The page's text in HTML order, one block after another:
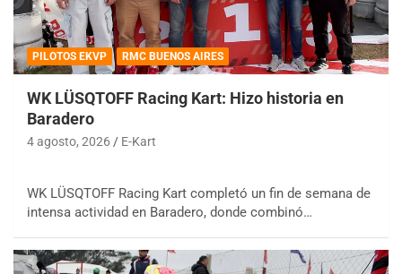
PILOTOS EKVP RMC BUENOS AIRES
WK LÜSQTOFF Racing Kart: Hizo historia en
Baradero
4 agosto, 2026 E-Kart
WK LÜSQTOFF Racing Kart completó un fin de semana de
intensa actividad en Baradero, donde combinó…